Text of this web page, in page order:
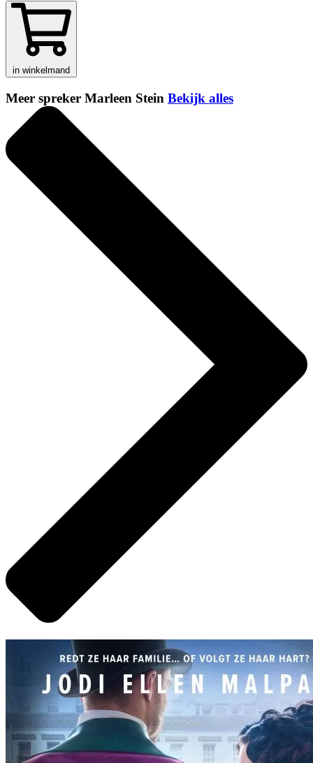
in winkelmand
Meer spreker Marleen Stein Bekijk alles